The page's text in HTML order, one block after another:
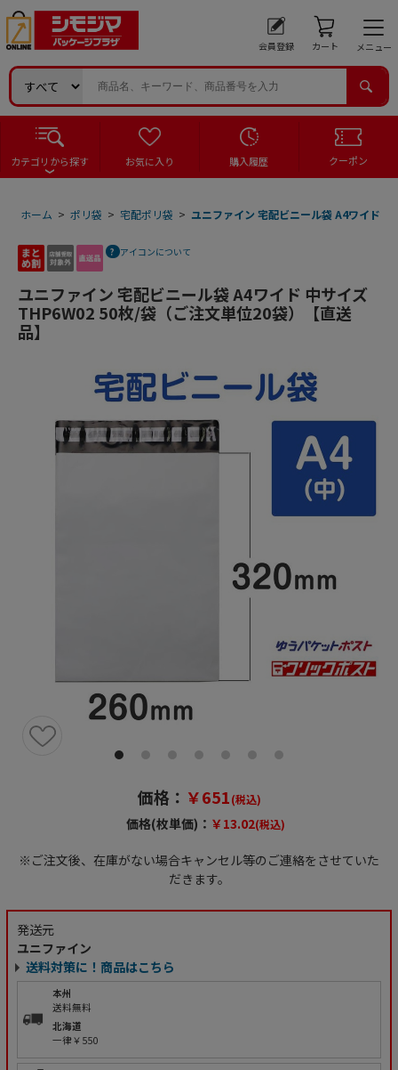
会員登録 カート メニュー
カテゴリから探す お気に入り 購入履歴 クーポン
ホーム > ポリ袋 > 宅配ポリ袋 > ユニファイン 宅配ビニール袋 A4ワイド
アイコンについて
ユニファイン 宅配ビニール袋 A4ワイド 中サイズ
THP6W02 50枚/袋（ご注文単位20袋）【直送
品】
価格： ￥651(税込)
価格(枚単価)： ￥13.02(税込)
※ご注文後、在庫がない場合キャンセル等のご連絡をさせていた
だきます。
発送元
ユニファイン
送料対策に！商品はこちら
本州
送料無料
北海道
一律￥550